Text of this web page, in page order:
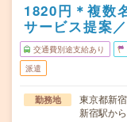
1820円＊複数
サービス提案
交通費別途支給あり
派遣
勤務地
東京都新
新宿駅か